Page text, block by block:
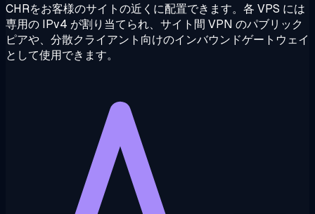
CHRをお客様のサイトの近くに配置できます。各 VPS には
専用の IPv4 が割り当てられ、サイト間 VPN のパブリック
ピアや、分散クライアント向けのインバウンドゲートウェイ
として使用できます。